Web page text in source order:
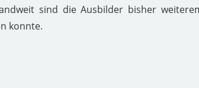
sind die Ausbilder bisher
konnte.